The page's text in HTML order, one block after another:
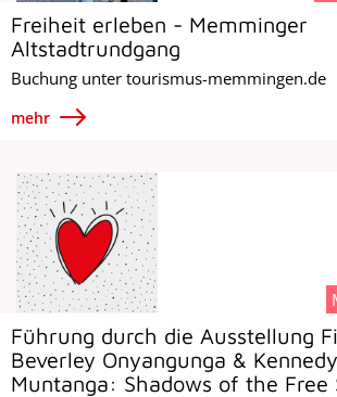
Freiheit erleben - Memminger
Altstadtrundgang
Buchung unter tourismus-memmingen.de
mehr
Führung durch die Ausstellung
Beverley Onyangunga & Kennedy
Muntanga: Shadows of the Free